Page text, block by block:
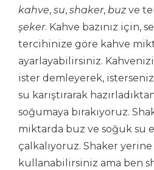
kahve, su, shaker, buzve
şeker. Kahve bazınız için,
tercihinize göre kahve
ayarlayabilirsiniz.
ister demleyerek,
su karıştırarak
soğumaya bırakıyoruz.
miktarda buz ve soğuk su
çalkalıyoruz. Shaker
kullanabilirsiniz ama ben